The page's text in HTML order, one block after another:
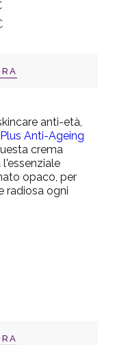
anti-età,
Anti-Ageing
crema
opaco, per
radiosa ogni